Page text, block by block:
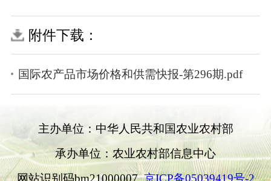
附件下载：
国际农产品市场价格和供需快报-第296期.pdf
主办单位：中华人民共和国农业农村部
承办单位：农业农村部信息中心
网站识别码bm21000007京ICP备05039419号-2